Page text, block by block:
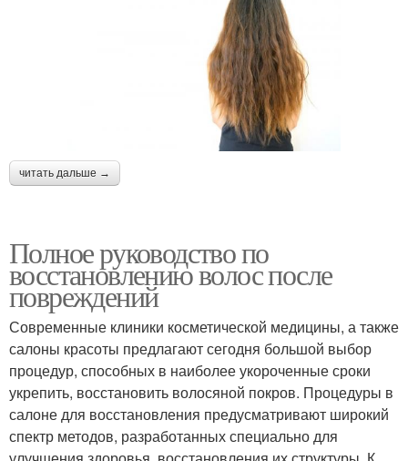
читать дальше →
Полное руководство по
восстановлению волос после
повреждений
Современные клиники косметической медицины, а также
салоны красоты предлагают сегодня большой выбор
процедур, способных в наиболее укороченные сроки
укрепить, восстановить волосяной покров. Процедуры в
салоне для восстановления предусматривают широкий
спектр методов, разработанных специально для